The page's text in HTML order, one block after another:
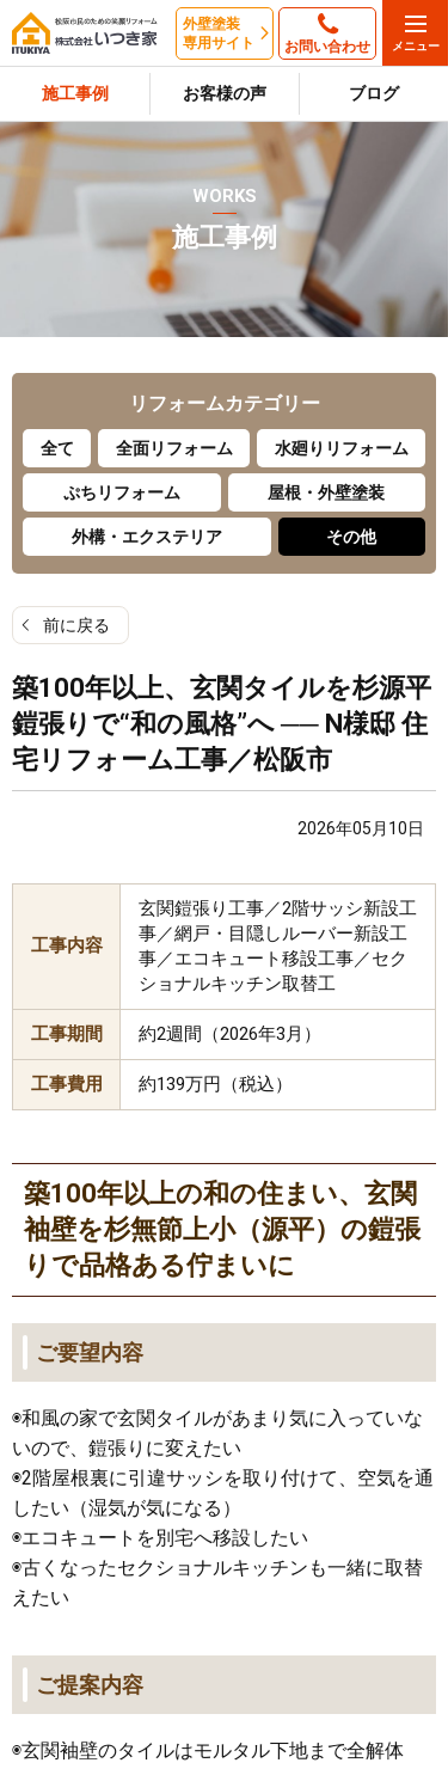
外壁塗装
専用サイト
お問い合わせ
施工事例 お客様の声 ブログ
WORKS
施工事例
リフォームカテゴリー
全て 全面リフォーム 水廻りリフォーム
ぷちリフォーム 屋根・外壁塗装
外構・エクステリア その他
前に戻る
築100年以上、玄関タイルを杉源平
鎧張りで“和の風格”へ ── N様邸 住
宅リフォーム工事／松阪市
2026年05月10日
工事内容
玄関鎧張り工事／2階サッシ新設工
事／網戸・目隠しルーバー新設工
事／エコキュート移設工事／セク
ショナルキッチン取替工
工事期間 約2週間（2026年3月）
工事費用 約139万円（税込）
築100年以上の和の住まい、玄関
袖壁を杉無節上小（源平）の鎧張
りで品格ある佇まいに
ご要望内容
◉和風の家で玄関タイルがあまり気に入っていな
いので、鎧張りに変えたい
◉2階屋根裏に引違サッシを取り付けて、空気を通
したい（湿気が気になる）
◉エコキュートを別宅へ移設したい
◉古くなったセクショナルキッチンも一緒に取替
えたい
ご提案内容
◉玄関袖壁のタイルはモルタル下地まで全解体